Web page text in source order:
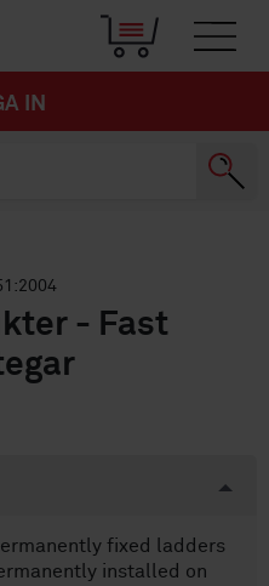
IN
- Fast
fixed ladders
installed on